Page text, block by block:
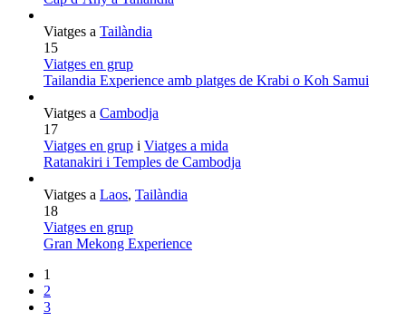
Viatges a Tailàndia
15
Viatges en grup
Tailandia Experience amb platges de Krabi o Koh Samui
Viatges a Cambodja
17
Viatges en grup i Viatges a mida
Ratanakiri i Temples de Cambodja
Viatges a Laos, Tailàndia
18
Viatges en grup
Gran Mekong Experience
1
2
3